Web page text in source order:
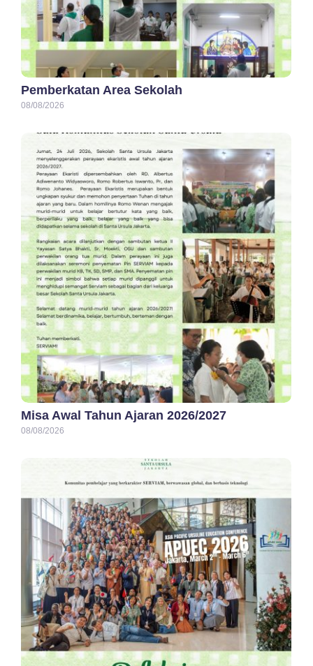
Pemberkatan Area Sekolah
08/08/2026
Misa Awal Tahun Ajaran 2026/2027
08/08/2026